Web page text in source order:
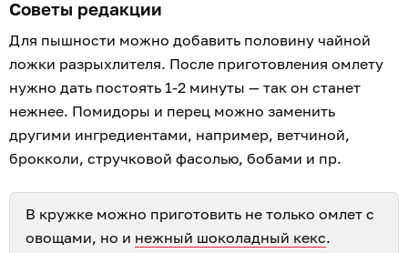
Советы редакции
Для пышности можно добавить половину чайной
ложки разрыхлителя. После приготовления омлету
нужно дать постоять 1-2 минуты — так он станет
нежнее. Помидоры и перец можно заменить
другими ингредиентами, например, ветчиной,
брокколи, стручковой фасолью, бобами и пр.
В кружке можно приготовить не только омлет с
овощами, но и нежный шоколадный кекс.